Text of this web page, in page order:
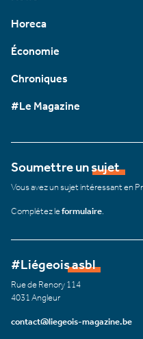
Horeca
Économie
Chroniques
#Le Magazine
Soumettre un sujet
Vous avez un sujet intéressant en
Complétez leformulaire
#Liégeois asbl
Rue de Renory 114
4031 Angleur
contact@liegeois-magazine.be